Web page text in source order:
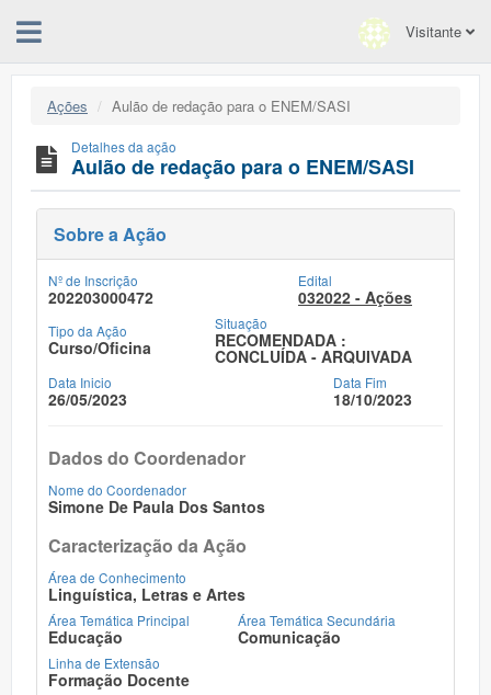
Visitante
Ações Aulão de redação para o ENEM/SASI
Detalhes da ação
Aulão de redação para o ENEM/SASI
Sobre a Ação
Nº de Inscrição
202203000472
Edital
032022 - Ações
Tipo da Ação
Curso/Oficina
Situação
RECOMENDADA :
CONCLUÍDA - ARQUIVADA
Data Inicio
26/05/2023
Data Fim
18/10/2023
Dados do Coordenador
Nome do Coordenador
Simone De Paula Dos Santos
Caracterização da Ação
Área de Conhecimento
Linguística, Letras e Artes
Área Temática Principal
Educação
Área Temática Secundária
Comunicação
Linha de Extensão
Formação Docente